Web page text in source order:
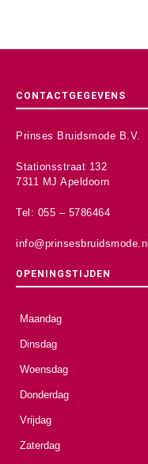
CONTACTGEGEVENS
Prinses Bruidsmode B.V.
Stationsstraat 132
7311 MJ Apeldoorn
Tel: 055 – 5786464
info@prinsesbruidsmode.nl
OPENINGSTIJDEN
Maandag
Dinsdag
Woensdag
Donderdag
Vrijdag
Zaterdag